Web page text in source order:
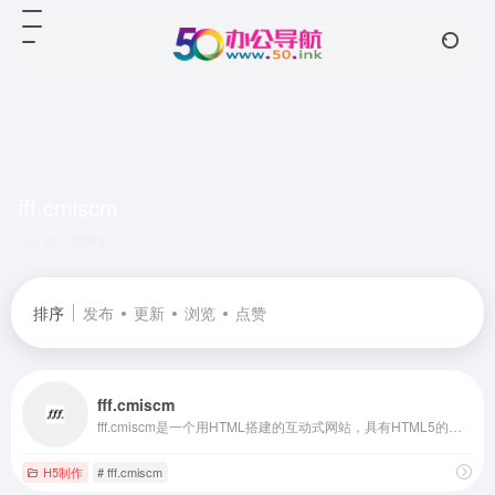
排序 发布 更新 浏览 点赞
fff.cmiscm
H5制作 # fff.cmiscm